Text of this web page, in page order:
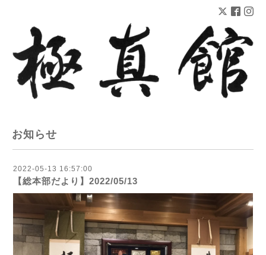
お知らせ
2022-05-13 16:57:00
【総本部だより】2022/05/13